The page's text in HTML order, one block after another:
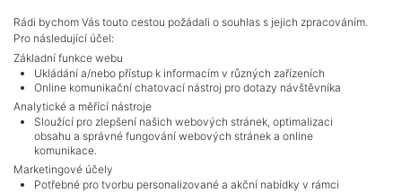
Adverts total7.
Rádi bychom Vás touto cestou požádali o souhlas s jejich zpracováním.
Pro následující účel:
Základní funkce webu
Ukládání a/nebo přístup k informacím v různých zařízeních
Online komunikační chatovací nástroj pro dotazy návštěvníka
Analytické a měřící nástroje
Sloužící pro zlepšení našich webových stránek, optimalizaci
obsahu a správné fungování webových stránek a online
komunikace.
Marketingové účely
Potřebné pro tvorbu personalizované a akční nabídky v rámci